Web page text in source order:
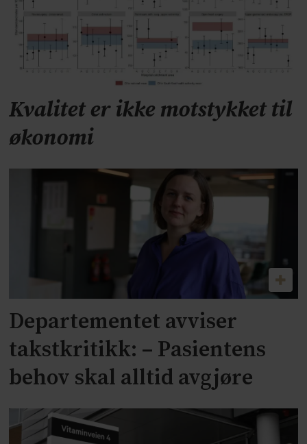
Kvalitet er ikke motstykket til
økonomi
Departementet avviser
takstkritikk: – Pasientens
behov skal alltid avgjøre